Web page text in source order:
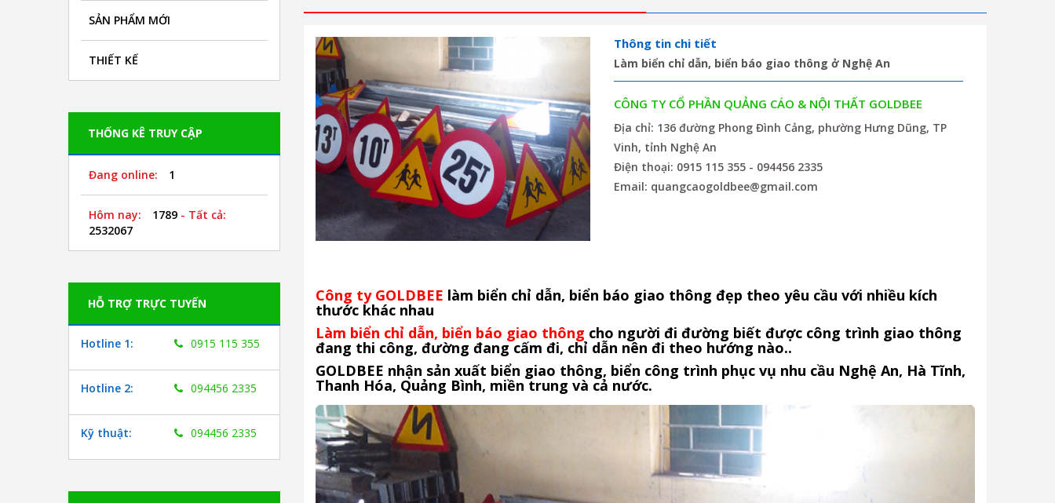
Thông tin chi tiết
Làm biển chỉ dẫn, biển báo giao thông ở Nghệ An
CÔNG TY CỔ PHẦN QUẢNG CÁO & NỘI THẤT GOLDBEE
Địa chỉ: 136 đường Phong Đình Cảng, phường Hưng Dũng, TP
Vinh, tỉnh Nghệ An
Điện thoại: 0915 115 355 - 094456 2335
Email: quangcaogoldbee@gmail.com
Công ty GOLDBEE làm biển chỉ dẫn, biển báo giao thông đẹp theo yêu cầu với nhiều kích
thước khác nhau
Làm biển chỉ dẫn, biển báo giao thông cho người đi đường biết được công trình giao thông
đang thi công, đường đang cấm đi, chỉ dẫn nên đi theo hướng nào..
GOLDBEE nhận sản xuất biển giao thông, biển công trình phục vụ nhu cầu Nghệ An, Hà Tĩnh,
Thanh Hóa, Quảng Bình, miền trung và cả nước.
SẢN PHẨM MỚI
THIẾT KẾ
THỐNG KÊ TRUY CẬP
Đang online: 1
Hôm nay: 1789 - Tất cả:
2532067
HỖ TRỢ TRỰC TUYẾN
Hotline 1: 0915 115 355
Hotline 2: 094456 2335
Kỹ thuật: 094456 2335